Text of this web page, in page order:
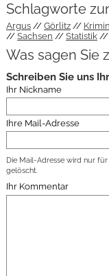
Schlagworte
Argus Görlitz
Sachsen
Statistik
Was sagen Sie
Schreiben Sie uns
Ihr Nickname
Ihre Mail-Adresse
Die Mail-Adresse wird nur
gelöscht.
Ihr Kommentar